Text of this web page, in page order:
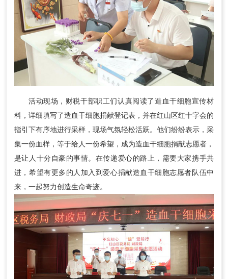
活动现场，财税干部职工们认真阅读了造血干细胞宣传材
料，详细填写了造血干细胞捐献登记表，并在红山区红十字会的
指引下有序地进行采样，现场气氛轻松活跃。他们纷纷表示，采
集一份血样，等于给人一份希望，成为造血干细胞捐献志愿者，
是让人十分自豪的事情。在传递爱心的路上，需要大家携手共
进，希望有更多的人加入到爱心捐献造血干细胞志愿者队伍中
来，一起努力创造生命奇迹。